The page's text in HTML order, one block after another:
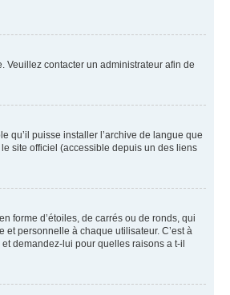
Veuillez contacter un administrateur afin de
qu’il puisse installer l’archive de langue que
site officiel (accessible depuis un des liens
forme d’étoiles, de carrés ou de ronds, qui
et personnelle à chaque utilisateur. C’est à
demandez-lui pour quelles raisons a t-il